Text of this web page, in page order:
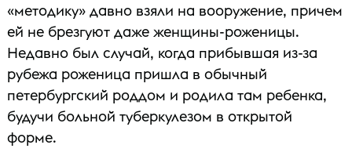
«методику» давно взяли на вооружение, причем
ей не брезгуют даже женщины-роженицы.
Недавно был случай, когда прибывшая из-за
рубежа роженица пришла в обычный
петербургский роддом и родила там ребенка,
будучи больной туберкулезом в открытой
форме.